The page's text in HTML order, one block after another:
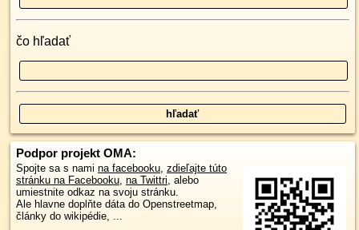
čo hľadať
Podpor projekt OMA:
Spojte sa s nami na facebooku, zdieľajte túto
stránku na Facebooku, na Twittri, alebo
umiestnite odkaz na svoju stránku.
Ale hlavne doplňte dáta do Openstreetmap,
články do wikipédie, ...